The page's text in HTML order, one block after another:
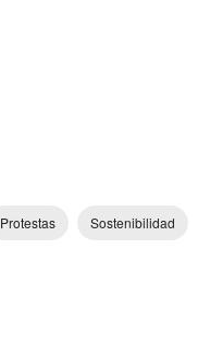
Protestas Sostenibilidad